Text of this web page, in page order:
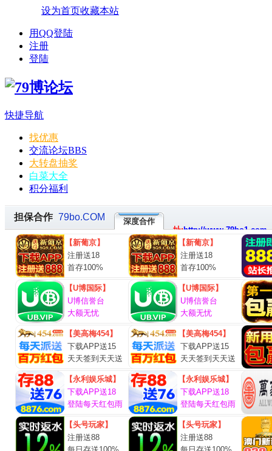
设为首页收藏本站
用QQ登陆
注册
登陆
快捷导航
找优惠
交流论坛BBS
大转盘抽奖
白菜大全
积分福利